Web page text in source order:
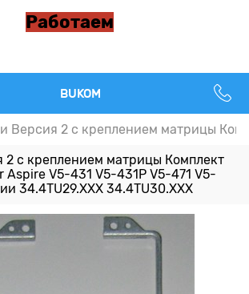
Работаем
BUKOM
Версия 2 с креплением матрицы
2 с креплением матрицы Комплект
Aspire V5-431 V5-431P V5-471 V5-
34.4TU29.XXX 34.4TU30.XXX